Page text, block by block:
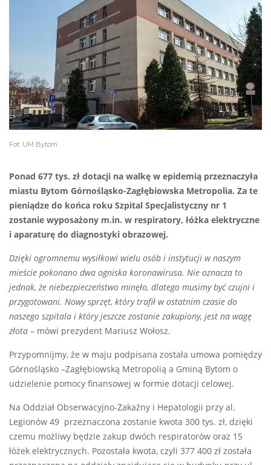
Fot. UM Bytom
Ponad 677 tys. zł dotacji na walkę w epidemią przeznaczyła
miastu Bytom Górnośląsko-Zagłębiowska Metropolia. Za te
pieniądze do końca roku Szpital Specjalistyczny nr 1
zostanie wyposażony m.in. w respiratory, łóżka elektryczne
i aparaturę do diagnostyki obrazowej.
Dzięki ogromnemu wysiłkowi wielu osób i instytucji w naszym
mieście pokonano dwa ogniska koronawirusa. Nie oznacza to
jednak, że niebezpieczeństwo minęło, dlatego musimy być czujni i
przygotowani. Nowy sprzęt, który trafił w ostatnim czasie do
naszego szpitala i który jeszcze zostanie zakupiony, jest na wagę
złota – mówi prezydent Mariusz Wołosz.
Przypomnijmy, że w maju podpisana została umowa pomiędzy
Górnośląsko –Zagłębiowską Metropolią a Gminą Bytom o
udzielenie pomocy finansowej w formie dotacji celowej.
Na Oddział Obserwacyjno-Zakaźny i Hepatologii przy al.
Legionów 49 przeznaczona zostanie kwota 300 tys. zł, dzięki
czemu możliwy będzie zakup dwóch respiratorów oraz 15
łóżek elektrycznych. Pozostała kwota, czyli 377 400 zł została